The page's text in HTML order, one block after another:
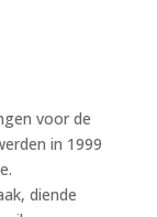
voor de
in 1999
diende